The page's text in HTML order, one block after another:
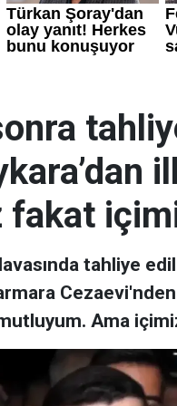
fakat
tahliye
Cezaevi'nden
Ama